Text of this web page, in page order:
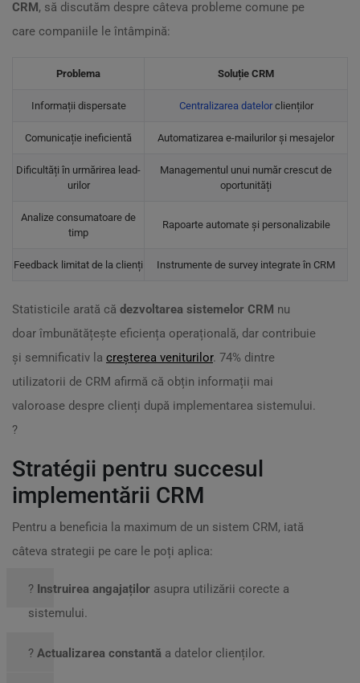
CRM, să discutăm despre câteva probleme comune pe
care companiile le întâmpină:
Problema Soluție CRM
Informații dispersate Centralizarea datelorclienților
Comunicație ineficientă Automatizarea e-mailurilor și mesajelor
Dificultăți în urmărirea lead-
urilor
Managementul unui număr crescut de
oportunități
Analize consumatoare de
timp
Rapoarte automate și personalizabile
Feedback limitat de la clienți Instrumente de survey integrate în CRM
Statisticile arată că dezvoltarea sistemelor CRM nu
doar îmbunătățește eficiența operațională, dar contribuie
și semnificativ la creșterea veniturilor. 74% dintre
utilizatorii de CRM afirmă că obțin informații mai
valoroase despre clienți după implementarea sistemului.
?
Stratégii pentru succesul
implementării CRM
Pentru a beneficia la maximum de un sistem CRM, iată
câteva strategii pe care le poți aplica:
? Instruirea angajaților asupra utilizării corecte a
sistemului.
? Actualizarea constantă a datelor clienților.